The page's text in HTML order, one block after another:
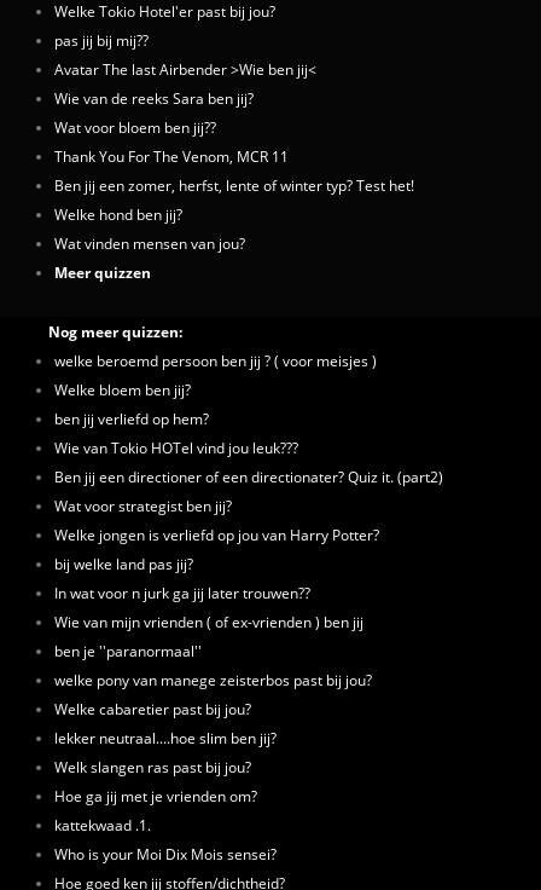
Welke Tokio Hotel'er past bij jou?
pas jij bij mij??
Avatar The last Airbender >Wie ben jij<
Wie van de reeks Sara ben jij?
Wat voor bloem ben jij??
Thank You For The Venom, MCR 11
Ben jij een zomer, herfst, lente of winter typ? Test het!
Welke hond ben jij?
Wat vinden mensen van jou?
Meer quizzen
Nog meer quizzen:
welke beroemd persoon ben jij ? ( voor meisjes )
Welke bloem ben jij?
ben jij verliefd op hem?
Wie van Tokio HOTel vind jou leuk???
Ben jij een directioner of een directionater? Quiz it. (part2)
Wat voor strategist ben jij?
Welke jongen is verliefd op jou van Harry Potter?
bij welke land pas jij?
In wat voor n jurk ga jij later trouwen??
Wie van mijn vrienden ( of ex-vrienden ) ben jij
ben je ''paranormaal''
welke pony van manege zeisterbos past bij jou?
Welke cabaretier past bij jou?
lekker neutraal....hoe slim ben jij?
Welk slangen ras past bij jou?
Hoe ga jij met je vrienden om?
kattekwaad .1.
Who is your Moi Dix Mois sensei?
Hoe goed ken jij stoffen/dichtheid?